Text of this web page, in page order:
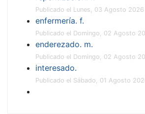
Publicado el Lunes, 03 Agosto 2026
enfermería. f.
Publicado el Domingo, 02 Agosto
enderezado. m.
Publicado el Domingo, 02 Agosto
interesado.
Publicado el Sábado, 01 Agosto